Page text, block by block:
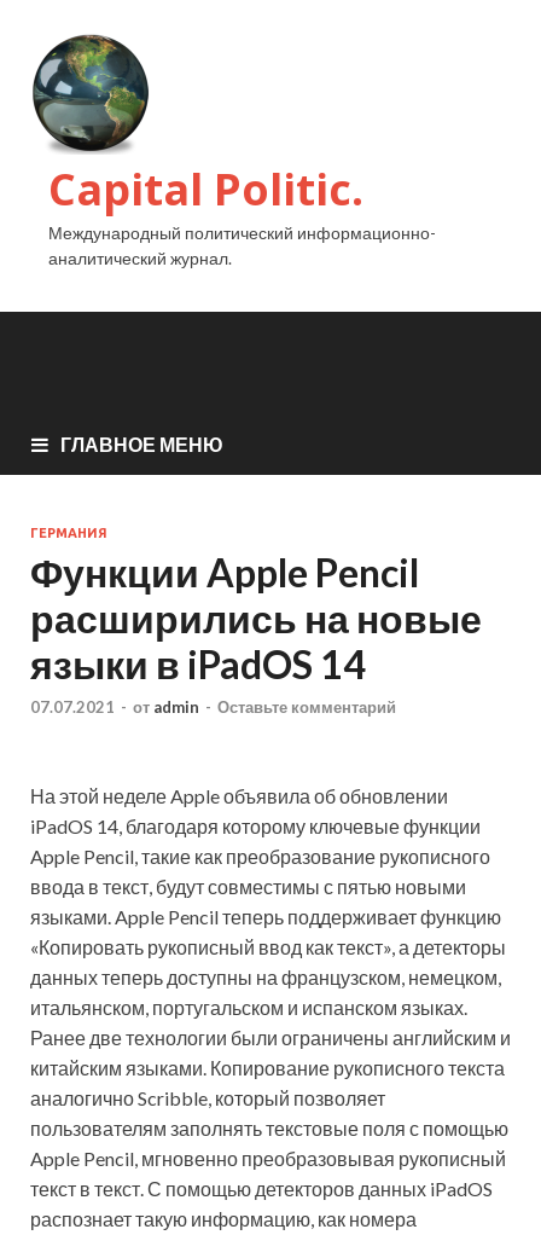
Capital Politic.
Международный политический информационно-
аналитический журнал.
ГЛАВНОЕ МЕНЮ
ГЕРМАНИЯ
Функции Apple Pencil
расширились на новые
языки в iPadOS 14
07.07.2021 - от admin - Оставьте комментарий
На этой неделе Apple объявила об обновлении
iPadOS 14, благодаря которому ключевые функции
Apple Pencil, такие как преобразование рукописного
ввода в текст, будут совместимы с пятью новыми
языками. Apple Pencil теперь поддерживает функцию
«Копировать рукописный ввод как текст», а детекторы
данных теперь доступны на французском, немецком,
итальянском, португальском и испанском языках.
Ранее две технологии были ограничены английским и
китайским языками. Копирование рукописного текста
аналогично Scribble, который позволяет
пользователям заполнять текстовые поля с помощью
Apple Pencil, мгновенно преобразовывая рукописный
текст в текст. С помощью детекторов данных iPadOS
распознает такую информацию, как номера